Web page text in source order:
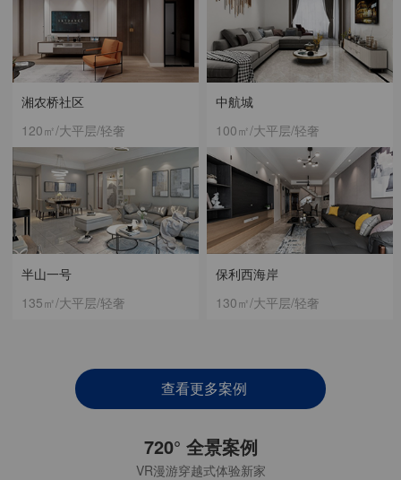
中航城
100㎡/大平层/轻奢
湘农桥社区
120㎡/大平层/轻奢
保利西海岸
130㎡/大平层/轻奢
半山一号
135㎡/大平层/轻奢
查看更多案例
720° 全景案例
VR漫游穿越式体验新家